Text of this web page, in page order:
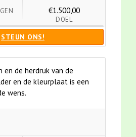
€1.500,00
DOEL
STEUN ONS!
en de herdruk van de
en de kleurplaat is een
wens.